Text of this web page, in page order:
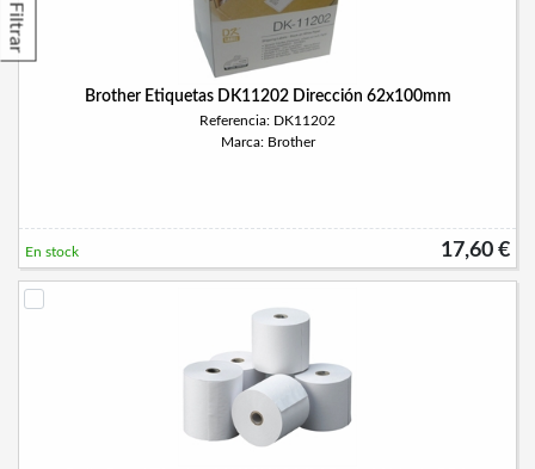
Filtrar
Brother Etiquetas DK11202 Dirección 62x100mm
Referencia: DK11202
Marca: Brother
17,60 €
En stock